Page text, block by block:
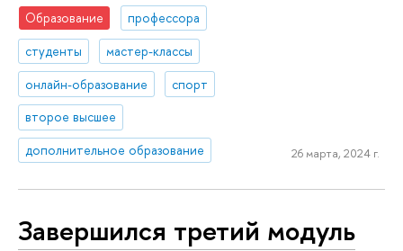
Образование
профессора
студенты
мастер-классы
онлайн-образование
спорт
второе высшее
дополнительное образование
26 марта, 2024 г.
Завершился третий модуль